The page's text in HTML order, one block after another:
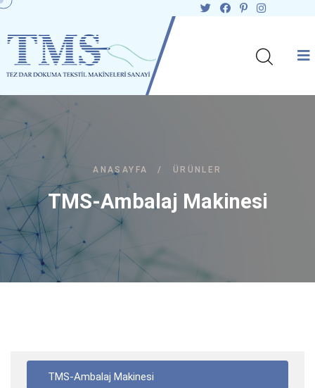
ANASAYFA / ÜRÜNLER
TMS-Ambalaj Makinesi
TMS-Ambalaj Makinesi